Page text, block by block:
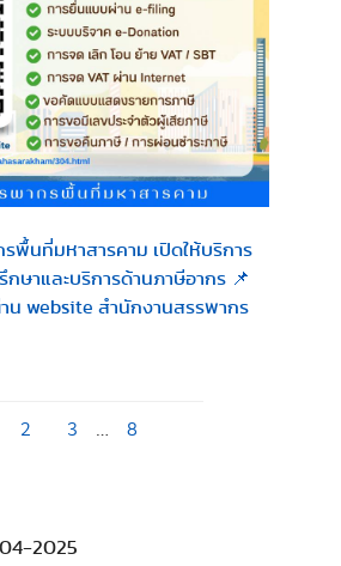
พื้นที่มหาสารคาม เปิดให้บริการ
ษาและบริการด้านภาษีอากร 📌
น website สำนักงานสรรพากร
2 3 8
2025